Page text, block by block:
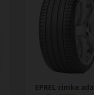
EPREL cimke